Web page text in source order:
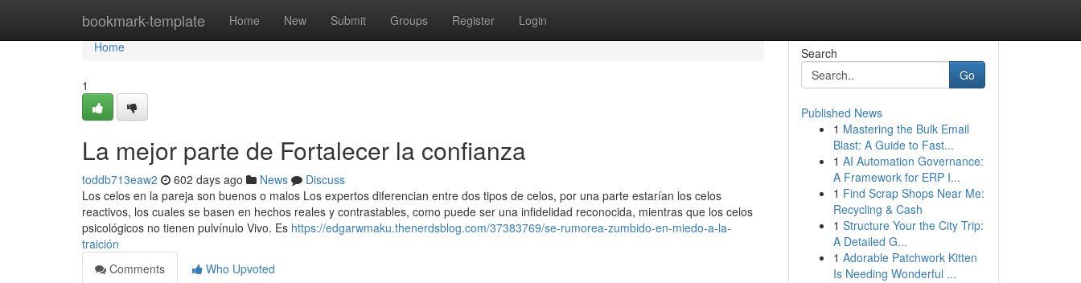
bookmark-template Home New Submit Groups Register Login
Home
Home
1
La mejor parte de Fortalecer la confianza
toddb713eaw2 602 days ago News
Discuss
Los celos en la pareja son buenos o malos Los expertos diferencian entre dos tipos de celos, por una parte estarían los celos
reactivos, los cuales se basen en hechos reales y contrastables, como puede ser una infidelidad reconocida, mientras que los celos
psicológicos no tienen pulvínulo Vivo. Es https://edgarwmaku.thenerdsblog.com/37383769/se-rumorea-zumbido-en-miedo-a-la-
traición
Comments
Who Upvoted
Search
Go
Published News
1 Mastering the Bulk Email
Blast: A Guide to Fast...
1 AI Automation Governance:
A Framework for ERP I...
1 Find Scrap Shops Near Me:
Recycling & Cash
1 Structure Your the City Trip:
A Detailed G...
1 Adorable Patchwork Kitten
Is Needing Wonderful ...